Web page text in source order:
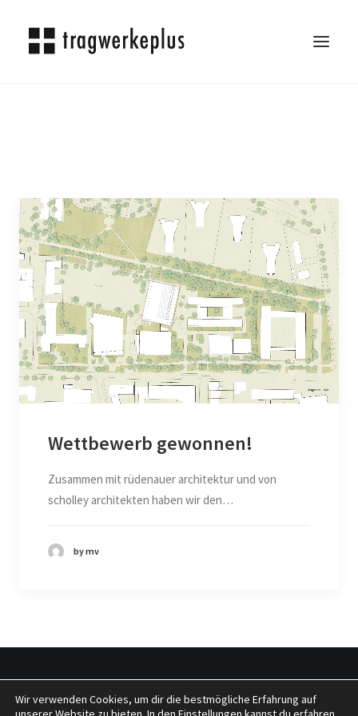
ÜBER UNS
KARRIERE
KONTAKT
SEARCH
Wettbewerb gewonnen!
Zusammen mit rüdenauer architektur und von
scholley architekten haben wir den…
by mv
© 2026 tragwerkeplus. All rights reserved
Wir verwenden Cookies, um dir die bestmögliche Erfahrung auf